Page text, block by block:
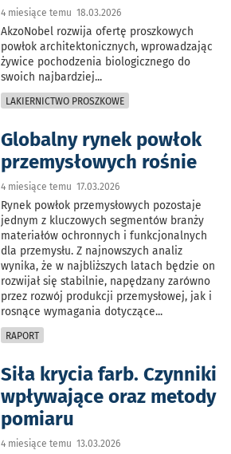
4 miesiące temu 18.03.2026
AkzoNobel rozwija ofertę proszkowych
powłok architektonicznych, wprowadzając
żywice pochodzenia biologicznego do
swoich najbardziej...
LAKIERNICTWO PROSZKOWE
Globalny rynek powłok
przemysłowych rośnie
4 miesiące temu 17.03.2026
Rynek powłok przemysłowych pozostaje
jednym z kluczowych segmentów branży
materiałów ochronnych i funkcjonalnych
dla przemysłu. Z najnowszych analiz
wynika, że w najbliższych latach będzie on
rozwijał się stabilnie, napędzany zarówno
przez rozwój produkcji przemysłowej, jak i
rosnące wymagania dotyczące...
RAPORT
Siła krycia farb. Czynniki
wpływające oraz metody
pomiaru
4 miesiące temu 13.03.2026